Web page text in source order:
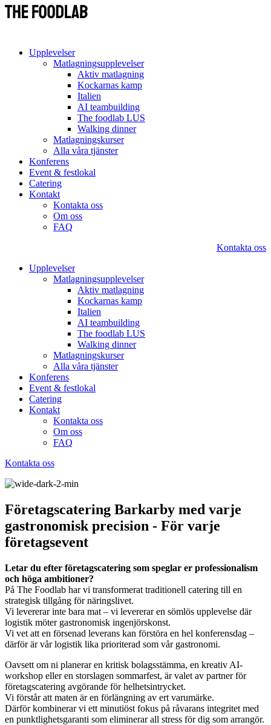
Upplevelser
Matlagningsupplevelser
Aktiv matlagning
Kockarnas kamp
Italien
AI teambuilding
The foodlab LUS
Walking dinner
Matlagningskurser
Alla våra tjänster
Konferens
Event & festlokal
Catering
Kontakt
Kontakta oss
Om oss
FAQ
Kontakta oss
Upplevelser
Matlagningsupplevelser
Aktiv matlagning
Kockarnas kamp
Italien
AI teambuilding
The foodlab LUS
Walking dinner
Matlagningskurser
Alla våra tjänster
Konferens
Event & festlokal
Catering
Kontakt
Kontakta oss
Om oss
FAQ
Kontakta oss
Företagscatering Barkarby med varje
gastronomisk precision - För varje
företagsevent
Letar du efter företagscatering som speglar er professionalism
och höga ambitioner?
På The Foodlab har vi transformerat traditionell catering till en
strategisk tillgång för näringslivet.
Vi levererar inte bara mat – vi levererar en sömlös upplevelse där
logistik möter gastronomisk ingenjörskonst.
Vi vet att en försenad leverans kan förstöra en hel konferensdag –
därför är vår logistik lika prioriterad som vår gastronomi.
Oavsett om ni planerar en kritisk bolagsstämma, en kreativ AI-
workshop eller en storslagen sommarfest, är valet av partner för
företagscatering avgörande för helhetsintrycket.
Vi förstår att maten är en förlängning av ert varumärke.
Därför kombinerar vi ett minutiöst fokus på råvarans integritet med
en punktlighetsgaranti som eliminerar all stress för dig som arrangör.